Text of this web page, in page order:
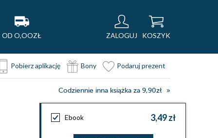
OD O,OOZŁ ZALOGUJ KOSZYK
Pobierz aplikację Bony Podaruj prezent
Codziennie inna książka za 9,90zł
Ebook 3,49 zł